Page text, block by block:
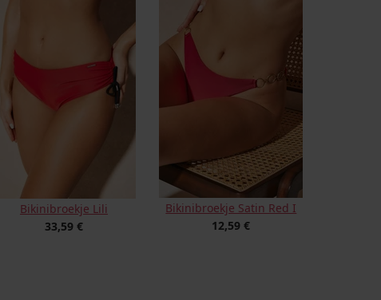
Bikinibroekje Lili
33,59 €
Bikinibroekje Satin Red I
12,59 €